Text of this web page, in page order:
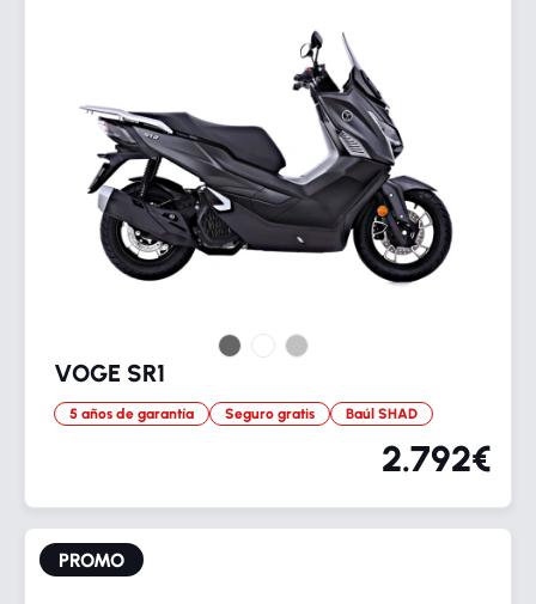
VOGE SR1
5 años de garantía Seguro gratis Baúl SHAD
2.792€
PROMO